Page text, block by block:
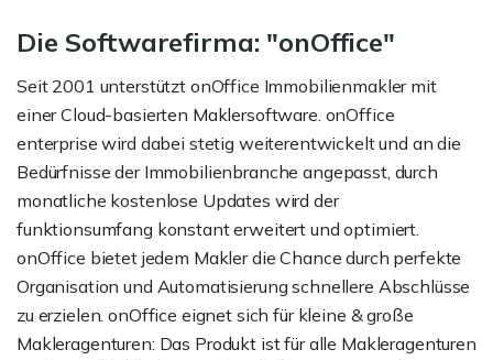
Die Softwarefirma: "onOffice"
Seit 2001 unterstützt onOffice Immobilienmakler mit
einer Cloud-basierten Maklersoftware. onOffice
enterprise wird dabei stetig weiterentwickelt und an die
Bedürfnisse der Immobilienbranche angepasst, durch
monatliche kostenlose Updates wird der
funktionsumfang konstant erweitert und optimiert.
onOffice bietet jedem Makler die Chance durch perfekte
Organisation und Automatisierung schnellere Abschlüsse
zu erzielen. onOffice eignet sich für kleine & große
Makleragenturen: Das Produkt ist für alle Makleragenturen